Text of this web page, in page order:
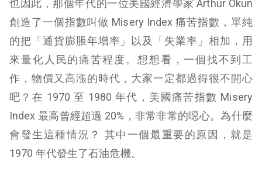
也因此，那個年代的一位美國經濟學家 Arthur Okun
創造了一個指數叫做 Misery Index 痛苦指數，單純
的把「通貨膨脹年增率」以及「失業率」相加，用
來量化人民的痛苦程度。想想看，一個找不到工
作，物價又高漲的時代，大家一定都過得很不開心
吧？在 1970 至 1980 年代，美國痛苦指數 Misery
Index 最高曾經超過 20%，非常非常的噁心。為什麼
會發生這種情況？ 其中一個最重要的原因，就是
1970 年代發生了石油危機。